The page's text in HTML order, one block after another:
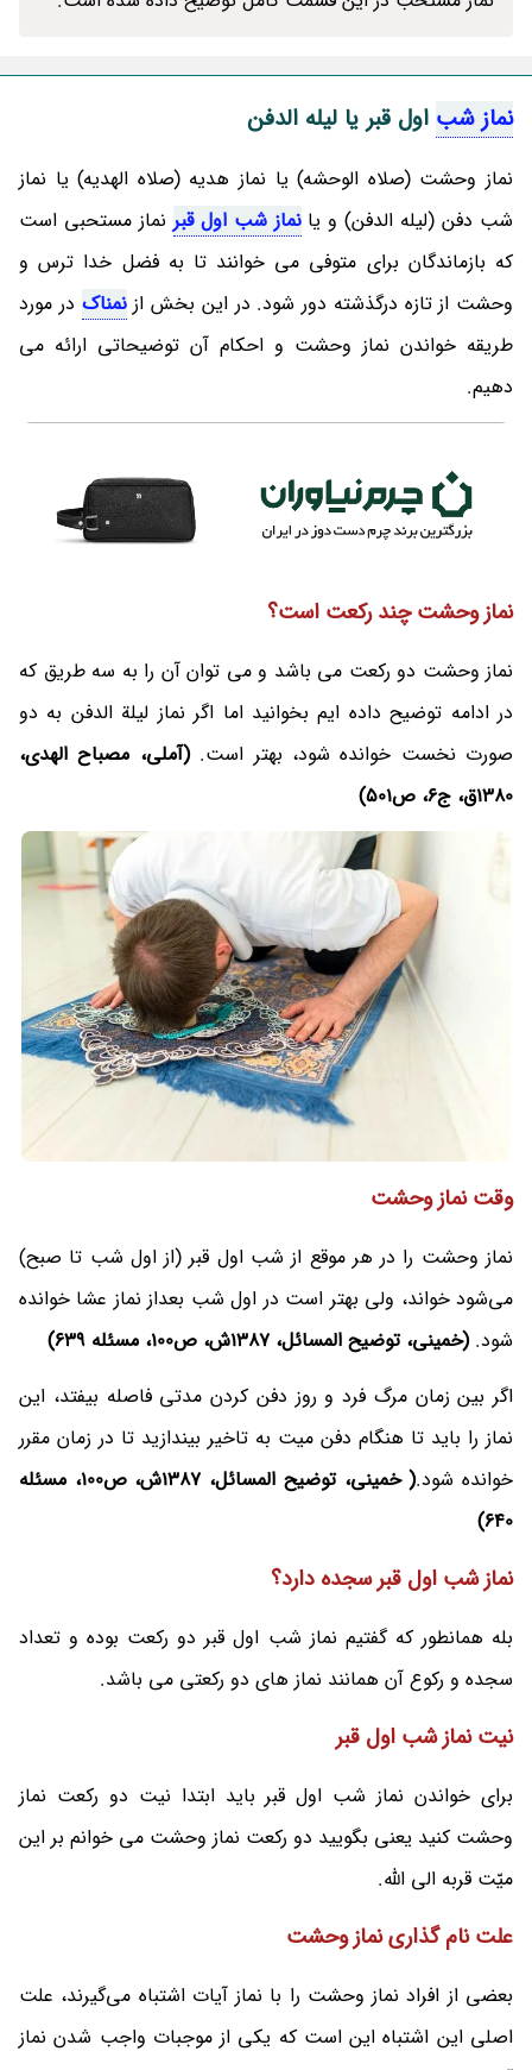
نماز شب اول قبر یا لیله الدفن
نماز وحشت (صلاه الوحشه) یا نماز هدیه (صلاه الهدیه) یا نماز
شب دفن (لیله الدفن) و یانماز شب اول قبر نماز مستحبی است
که بازماندگان برای متوفی می خوانند تا به فضل خدا ترس و
وحشت از تازه درگذشته دور شود. در این بخش ازنمناک در مورد
طریقه خواندن نماز وحشت و احکام آن توضیحاتی ارائه می
دهیم.
نماز وحشت چند رکعت است؟
نماز وحشت دو رکعت می باشد و می توان آن را به سه طریق که
در ادامه توضیح داده ایم بخوانید اما اگر نماز لیلة الدفن به دو
صورت نخست خوانده شود، بهتر است. (آملی، مصباح الهدی،
‌1380ق، ج6، ص501)
وقت نماز وحشت
نماز وحشت را در هر موقع از شب اول قبر (از اول شب تا صبح)
می‌شود خواند، ولی بهتر است در اول شب بعداز نماز عشا خوانده
شود.(خمینی، توضیح المسائل، 1387ش، ص100، مسئله 639)
اگر بین زمان مرگ فرد و روز دفن کردن مدتی فاصله بیفتد، این
نماز را باید تا هنگام دفن میت به تاخیر بیندازید تا در زمان مقرر
خوانده شود.
( خمینی، توضیح المسائل، 1387ش، ص100، مسئله
640)
نماز شب اول قبر سجده دارد؟
بله همانطور که گفتیم نماز شب اول قبر دو رکعت بوده و تعداد
سجده و رکوع آن همانند نماز های دو رکعتی می باشد.
نیت نماز شب اول قبر
برای خواندن نماز شب اول قبر باید ابتدا نیت دو رکعت نماز
وحشت کنید یعنی بگویید دو رکعت نماز وحشت می خوانم بر این
میّت قربه الی الله.
علت نام گذاری نماز وحشت
بعضی از افراد نماز وحشت را با نماز آیات اشتباه می‌گیرند، علت
اصلی این اشتباه این است که یکی از موجبات واجب شدن نماز